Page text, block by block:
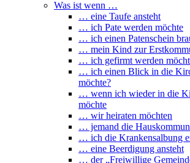
Was ist wenn …
… eine Taufe ansteht
… ich Pate werden möchte
… ich einen Patenschein
… mein Kind zur
… ich gefirmt werden
… ich einen Blick in die
möchte?
… wenn ich wieder in die
möchte
… wir heiraten möchten
… jemand die
… ich die Krankensalbung
… eine Beerdigung ansteht
… der „Freiwillige